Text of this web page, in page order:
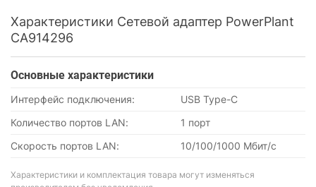
Характеристики Сетевой адаптер PowerPlant
CA914296
Основные характеристики
Интерфейс подключения:
USB Type-C
Количество портов LAN:
1 порт
Скорость портов LAN:
10/100/1000 Мбит/с
Характеристики и комплектация товара могут изменяться